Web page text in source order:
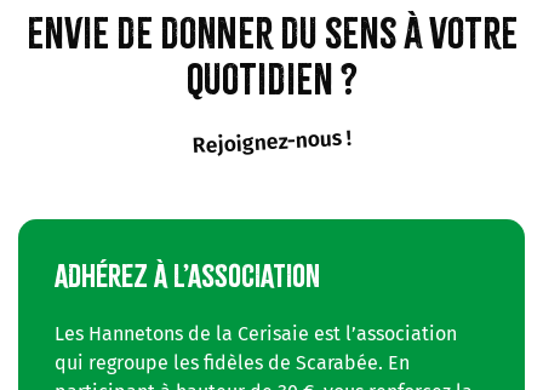
Envie de donner du sens à votre
quotidien ?
Rejoignez-nous !
ADHÉREZ À L’ASSOCIATION
Les Hannetons de la Cerisaie est l’association
qui regroupe les fidèles de Scarabée. En